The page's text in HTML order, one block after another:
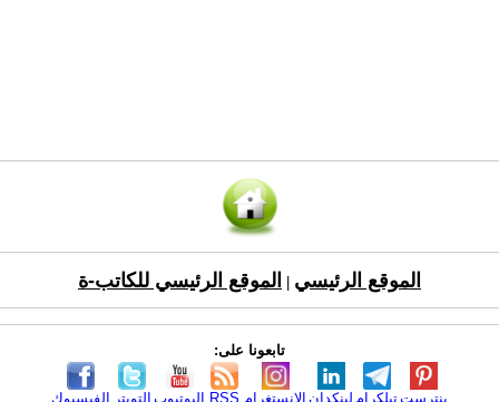
الموقع الرئيسي الموقع الرئيسي للكاتب-ة
تابعونا على:
الفيسبوك التويتر اليوتيوب RSS الانستغرام لينكدإن تيلكرامبنترست